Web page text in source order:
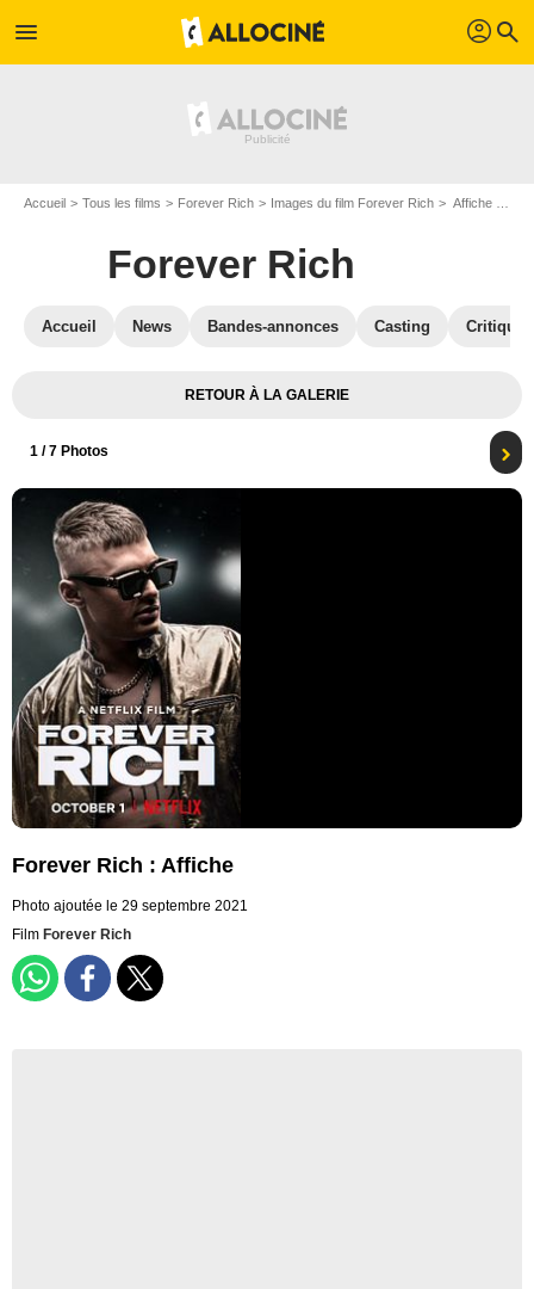
menu profil search
Accueil Tous les films Forever Rich Images du film Forever Rich Affiche du film Forever Rich - Photo 1
Forever Rich
Accueil News Bandes-annonces Casting
RETOUR À LA GALERIE
1 / 7 Photos
Forever Rich : Affiche
Photo ajoutée le 29 septembre 2021
Film Forever Rich